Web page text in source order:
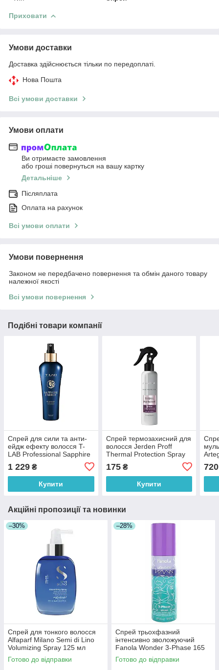
Приховати
Умови доставки
Доставка здійснюється тільки по передоплаті.
Нова Пошта
Всі умови доставки
Умови оплати
Ви отримаєте замовлення
або гроші повернуться на вашу картку
Детальніше
Післяплата
Оплата на рахунок
Всі умови оплати
Умови повернення
Законом не передбачено повернення та обмін даного товару
належної якості
Всі умови повернення
Подібні товари компанії
Спрей для сили та анти-
ейдж ефекту волосся T-
LAB Professional Sapphire
Energy Bio-Active Mist 150
мл
1 229 ₴
Купити
Спрей термозахисний для
волосся Jerden Proff
Thermal Protection Spray
175₴
Купити
150
720
Акційні пропозиції та новинки
–30%
Спрей для тонкого волосся
Alfaparf Milano Semi di Lino
Volumizing Spray 125 мл
Готово до відправки
–28%
Спрей трьохфазний
інтенсивно зволожуючий
Fanola Wonder 3-Phase 165
мл
Готово до відправки